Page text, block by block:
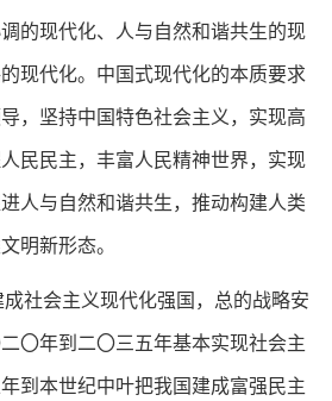
的现代化、人与自然和谐共生的现
现代化。中国式现代化的本质要求
，坚持中国特色社会主义，实现高
民民主，丰富人民精神世界，实现
人与自然和谐共生，推动构建人类
明新形态。
社会主义现代化强国，总的战略安
〇年到二〇三五年基本实现社会主
到本世纪中叶把我国建成富强民主